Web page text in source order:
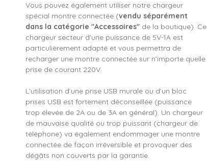
Vous pouvez également utiliser notre chargeur
spécial montre connectée (vendu séparément
dans la catégorie "Accessoires" de la boutique). Ce
chargeur secteur d'une puissance de 5V-1A est
particulièrement adapté et vous permettra de
recharger une montre connectée sur n’importe quelle
prise de courant 220V.
L'utilisation d’une prise USB murale ou d’un bloc
prises USB est fortement déconseillée (puissance
trop élevée de 2A ou de 3A en général). Un chargeur
de mauvaise qualité ou trop puissant (chargeur de
téléphone) va également endommager une montre
connectée de façon irréversible et provoquer des
dégâts non couverts par la garantie.